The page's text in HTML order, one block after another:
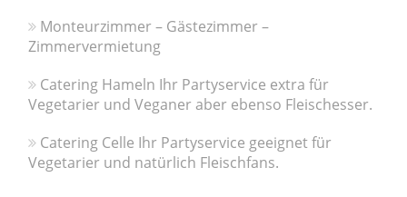
Monteurzimmer – Gästezimmer –
Zimmervermietung
Catering Hameln Ihr Partyservice extra für
Vegetarier und Veganer aber ebenso Fleischesser.
Catering Celle Ihr Partyservice geeignet für
Vegetarier und natürlich Fleischfans.